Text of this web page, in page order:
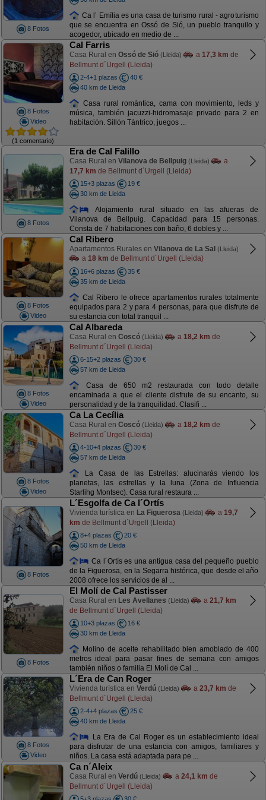
8 Fotos
Ca l’ Emília es una casa de turismo rural - agroturismo
que se encuentra en Ossó de Sió, un pueblo tranquilo y
acogedor, ubicado en medio de ...
8 Fotos
Video
(1 comentario)
Cal Farris
Casa Rural en Ossó de Sió (Lleida) a 17,3 km de
Bellmunt d´Urgell (Lleida)
2-4+1 plazas
40 €
40 km de Lleida
Casa rural romántica, cama con movimiento, leds y
música, también jacuzzi-hidromasaje privado para 2 en
habitación. Sillón Tántrico, juegos ...
8 Fotos
Era de Cal Falillo
Casa Rural en Vilanova de Bellpuig (Lleida)
a
17,7 km de Bellmunt d´Urgell (Lleida)
15+3 plazas
19 €
30 km de Lleida
Alojamiento rural situado en las afueras de
Vilanova de Bellpuig. Capacidad para 15 personas.
Consta de 7 habitaciones con baño, 6 dobles y ...
8 Fotos
Video
Cal Ribero
Apartamentos Rurales en Vilanova de La Sal (Lleida)
a 18 km de Bellmunt d´Urgell (Lleida)
16+6 plazas
35 €
35 km de Lleida
Cal Ribero le ofrece apartamentos rurales totalmente
equipados para 2 y para 4 personas, para que disfrute de
su estancia con total tranquil ...
8 Fotos
Video
Cal Albareda
Casa Rural en Coscó (Lleida) a 18,2 km de
Bellmunt d´Urgell (Lleida)
6-15+2 plazas
30 €
57 km de Lleida
Casa de 650 m2 restaurada con todo detalle
encaminada a que el cliente disfrute de su encanto, su
personalidad y de la tranquilidad. Clasifi ...
8 Fotos
Video
Ca La Cecília
Casa Rural en Coscó (Lleida) a 18,2 km de
Bellmunt d´Urgell (Lleida)
4-10+4 plazas
30 €
57 km de Lleida
La Casa de las Estrellas: alucinarás viendo los
planetas, las estrellas y la luna (Zona de Influencia
Starlihg Montsec). Casa rural restaura ...
8 Fotos
L´Esgolfa de Ca l´Ortís
Vivienda turística en La Figuerosa (Lleida) a 19,7
km de Bellmunt d´Urgell (Lleida)
8+4 plazas
20 €
50 km de Lleida
Ca l´Ortís es una antigua casa del pequeño pueblo
de la Figuerosa, en la Segarra histórica, que desde el año
2008 ofrece los servicios de al ...
8 Fotos
El Molí de Cal Pastisser
Casa Rural en Les Avellanes (Lleida) a 21,7 km
de Bellmunt d´Urgell (Lleida)
10+3 plazas
16 €
30 km de Lleida
Molino de aceite rehabilitado bien amoblado de 400
metros ideal para pasar fines de semana con amigos
también niños o familia El Molí de Cal ...
8 Fotos
Video
L´Era de Can Roger
Vivienda turística en Verdú (Lleida) a 23,7 km de
Bellmunt d´Urgell (Lleida)
2-4+4 plazas
25 €
40 km de Lleida
La Era de Cal Roger es un establecimiento ideal
para disfrutar de una estancia con amigos, familiares y
niños. La casa está adaptada para pe ...
Ca n´Aleix
Casa Rural en Verdú (Lleida) a 24,1 km de
Bellmunt d´Urgell (Lleida)